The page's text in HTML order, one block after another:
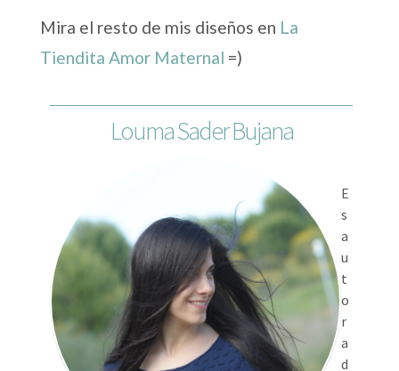
Mira el resto de mis diseños en La
Tiendita Amor Maternal =)
Louma Sader Bujana
E
s
a
u
t
o
r
a
d